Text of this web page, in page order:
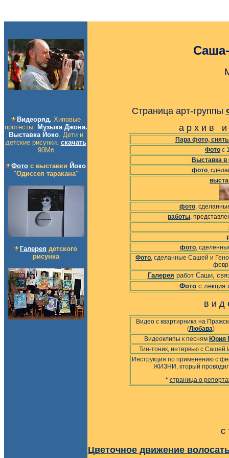
Видеоряд. Хиповые
протесты. Музыка Джона.
Выставка Йоко. Дети и
детские рисунки. скачать
90Мб
Фото с выставки Йоко
"Одиссея таракана"
Галерея детского
рисунка
Страница арт-группы
а р х и в и
Пара фото,
Фото с
Выставка
фото,
фото,
работы,
фото,
Фото, сделанные Сашей и
Галерея работ Саши,
Фото с лекция
в и д
Видео с квартирника на
(Любава)
Видеоклипы к песням Юрия
Тин-тоник, интервью с
Инструкция по применению с
ЖИЗНИ, кторый
* страница о
с
Цветочное движение